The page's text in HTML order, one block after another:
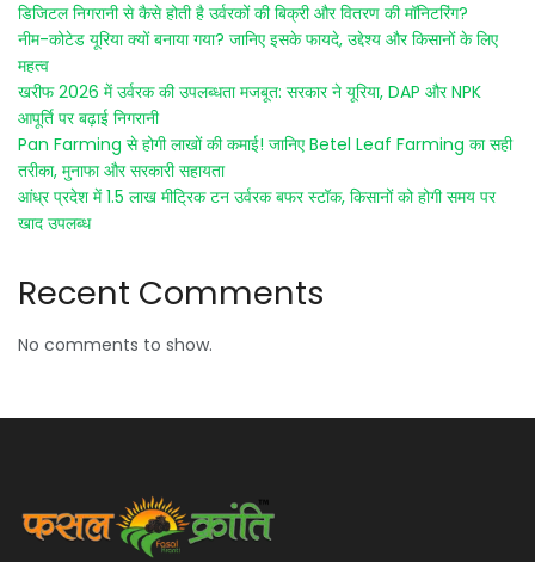
डिजिटल निगरानी से कैसे होती है उर्वरकों की बिक्री और वितरण की मॉनिटरिंग?
नीम-कोटेड यूरिया क्यों बनाया गया? जानिए इसके फायदे, उद्देश्य और किसानों के लिए
महत्व
खरीफ 2026 में उर्वरक की उपलब्धता मजबूत: सरकार ने यूरिया, DAP और NPK
आपूर्ति पर बढ़ाई निगरानी
Pan Farming से होगी लाखों की कमाई! जानिए Betel Leaf Farming का सही
तरीका, मुनाफा और सरकारी सहायता
आंध्र प्रदेश में 1.5 लाख मीट्रिक टन उर्वरक बफर स्टॉक, किसानों को होगी समय पर
खाद उपलब्ध
Recent Comments
No comments to show.